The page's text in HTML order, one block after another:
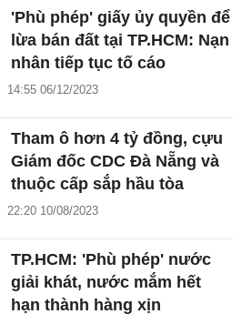
'Phù phép' giấy ủy quyền để
lừa bán đất tại TP.HCM: Nạn
nhân tiếp tục tố cáo
14:55 06/12/2023
Tham ô hơn 4 tỷ đồng, cựu
Giám đốc CDC Đà Nẵng và
thuộc cấp sắp hầu tòa
22:20 10/08/2023
TP.HCM: 'Phù phép' nước
giải khát, nước mắm hết
hạn thành hàng xịn